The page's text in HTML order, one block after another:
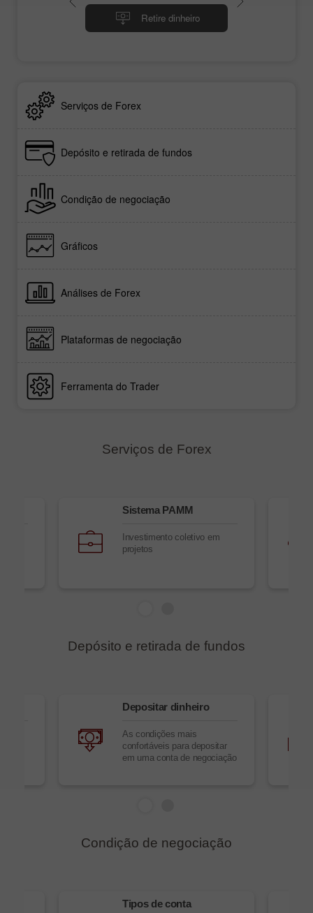
Retire dinheiro
Serviços de Forex
Depósito e retirada de fundos
Condição de negociação
Gráficos
Análises de Forex
Plataformas de negociação
Ferramenta do Trader
Serviços de Forex
Sistema PAMM
Investimento coletivo em
projetos
Depósito e retirada de fundos
Depositar dinheiro
As condições mais
confortáveis para depositar
em uma conta de negociação
Condição de negociação
Tipos de conta